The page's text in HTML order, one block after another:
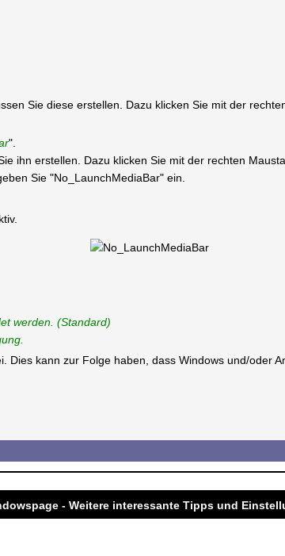
Sie diese erstellen. Dazu klicken Sie mit der
".
ihn erstellen. Dazu klicken Sie mit der rechten
Sie "No_LaunchMediaBar" ein.
werden. (Standard)
kann zur Folge haben, dass Windows und/oder
- Weitere interessante Tipps und